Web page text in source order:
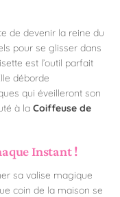
de devenir la reine du
pour se glisser dans
est l’outil parfait
déborde
qui éveilleront son
à la Coiffeuse de
Instant !
sa valise magique
coin de la maison se